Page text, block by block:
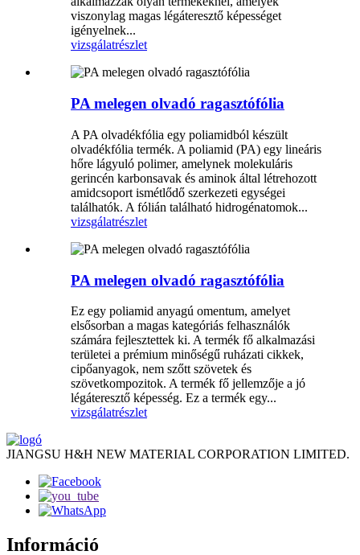
viszonylag magas légáteresztő képességet
igényelnek...
vizsgálatrészlet
PA melegen olvadó ragasztófólia
A PA olvadékfólia egy poliamidból készült
olvadékfólia termék. A poliamid (PA) egy lineáris
hőre lágyuló polimer, amelynek molekuláris
gerincén karbonsavak és aminok által létrehozott
amidcsoport ismétlődő szerkezeti egységei
találhatók. A fólián található hidrogénatomok...
vizsgálatrészlet
PA melegen olvadó ragasztófólia
Ez egy poliamid anyagú omentum, amelyet
elsősorban a magas kategóriás felhasználók
számára fejlesztettek ki. A termék fő alkalmazási
területei a prémium minőségű ruházati cikkek,
cipőanyagok, nem szőtt szövetek és
szövetkompozitok. A termék fő jellemzője a jó
légáteresztő képesség. Ez a termék egy...
vizsgálatrészlet
JIANGSU H&H NEW MATERIAL CORPORATION LIMITED.
Információ